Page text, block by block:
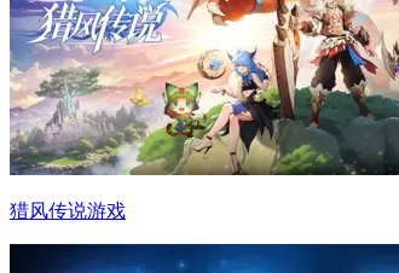
猎风传说游戏